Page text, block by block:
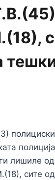
лишиле
сите